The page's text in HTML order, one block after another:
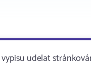
udelat